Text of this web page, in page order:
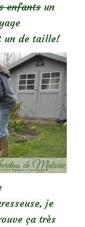
enfants un
un de taille!
je
ça très